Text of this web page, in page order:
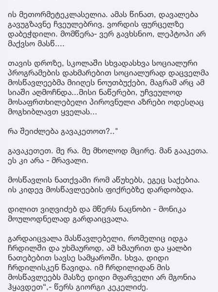
ის მეთორმეტეკლასელია. ამას წინათ, დავალება
გავუგზავნე ჩვეულებრივ, ვორდის ფურცელზე
დაბეჭდილი. მომწერა- ვერ გავხსნიო, ლეპტოპი არ
მაქვსო მასწ....
თავის დროზე, სკოლაში სხვადასხვა სოციალური
პროგრამების დახმარებით სოციალურად დაცველმა
მოსწავლეებმა მიიღეს ნოუთბუქები, მაგრამ არც ამ
სიაში აღმოჩნდა...მისი ნაწერები, უჩვეულოდ
მოსაფრთხილებელი პიროვნული აზრები ოდესღაც
მოგხიბლავთ ყველას...
რა შეიძლება გავაკეთოთ?.."
გავაკეთეთ. მე რა. მე მხოლოდ მცირე. მან გააკეთა.
ეს კი არა - მრავალი.
მოსწავლის ნათქვამი რომ აწუხებს, ეგეც საქებია.
ის კიდევ მოსწავლეების ფიქრებზე დარდობდა.
დილით ვიღვიძებ და მწერს ნაცნობი - მონიკა
მოულოდნელად გარდაიცვალა.
გარდაიცვალა მასწავლებელი, რომელიც იდგა
ჩრდილში და უხმაუროდ, ამ ხმაურით და ყალბი
ნათებებით სავსე სამყაროში. სხვა, დიდი
ჩრდილისკენ წავიდა. იმ ჩრდილიდან მის
მოსწავლეებს მასზე დიდი მფარველი არ მგონია
ჰყავდეთ“,- წერს გიორგი კეკელიძე.